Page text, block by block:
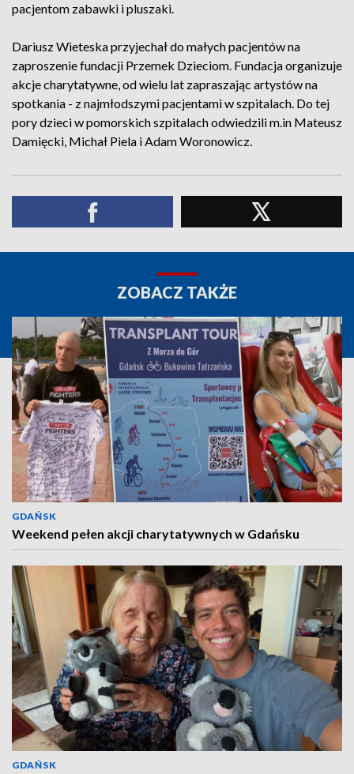
pacjentom zabawki i pluszaki.
Dariusz Wieteska przyjechał do małych pacjentów na
zaproszenie fundacji Przemek Dzieciom. Fundacja organizuje
akcje charytatywne, od wielu lat zapraszając artystów na
spotkania - z najmłodszymi pacjentami w szpitalach. Do tej
pory dzieci w pomorskich szpitalach odwiedzili m.in Mateusz
Damięcki, Michał Piela i Adam Woronowicz.
ZOBACZ TAKŻE
GDAŃSK
Weekend pełen akcji charytatywnych w Gdańsku
GDAŃSK